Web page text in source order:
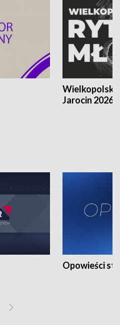
Jarocin 2026
Opowieści